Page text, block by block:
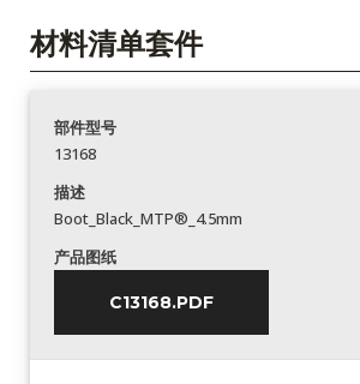
材料清单套件
部件型号
13168
描述
Boot_Black_MTP®_4.5mm
产品图纸
C13168.PDF